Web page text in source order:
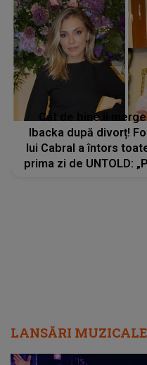
Cât de bine îi
Ibacka după divorț!
lui Cabral a întors
prima zi de UNTOLD:
LANSĂRI MUZICALE